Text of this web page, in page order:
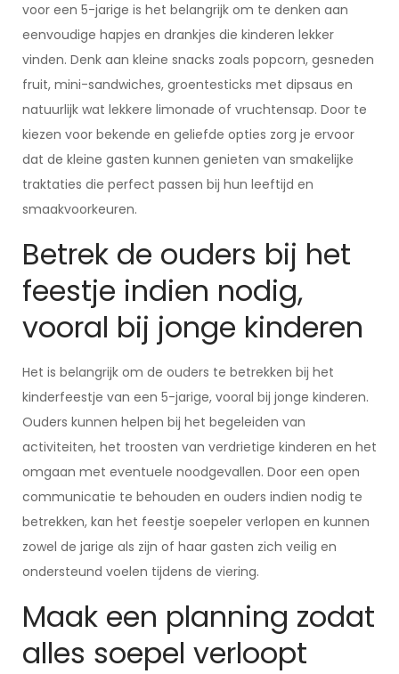
voor een 5-jarige is het belangrijk om te denken aan
eenvoudige hapjes en drankjes die kinderen lekker
vinden. Denk aan kleine snacks zoals popcorn, gesneden
fruit, mini-sandwiches, groentesticks met dipsaus en
natuurlijk wat lekkere limonade of vruchtensap. Door te
kiezen voor bekende en geliefde opties zorg je ervoor
dat de kleine gasten kunnen genieten van smakelijke
traktaties die perfect passen bij hun leeftijd en
smaakvoorkeuren.
Betrek de ouders bij het
feestje indien nodig,
vooral bij jonge kinderen
Het is belangrijk om de ouders te betrekken bij het
kinderfeestje van een 5-jarige, vooral bij jonge kinderen.
Ouders kunnen helpen bij het begeleiden van
activiteiten, het troosten van verdrietige kinderen en het
omgaan met eventuele noodgevallen. Door een open
communicatie te behouden en ouders indien nodig te
betrekken, kan het feestje soepeler verlopen en kunnen
zowel de jarige als zijn of haar gasten zich veilig en
ondersteund voelen tijdens de viering.
Maak een planning zodat
alles soepel verloopt